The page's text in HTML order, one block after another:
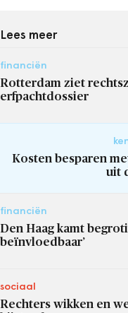
Lees meer
financiën
Rotterdam ziet
erfpachtdossier
Kosten besparen
uit
financiën
Den Haag kamt
beïnvloedbaar’
sociaal
Rechters wikken en